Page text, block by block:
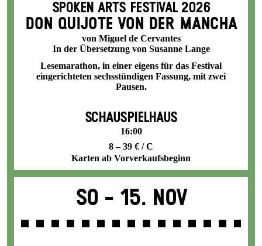
SPOKEN ARTS FESTIVAL 2026
DON QUIJOTE VON DER MANCHA
von Miguel de Cervantes
In der Übersetzung von Susanne Lange
Lesemarathon, in einer eigens für das Festival
eingerichteten sechsstündigen Fassung, mit zwei
Pausen.
SCHAUSPIELHAUS
16:00
8 – 39 € / C
Karten ab Vorverkaufsbeginn
So - 15. Nov